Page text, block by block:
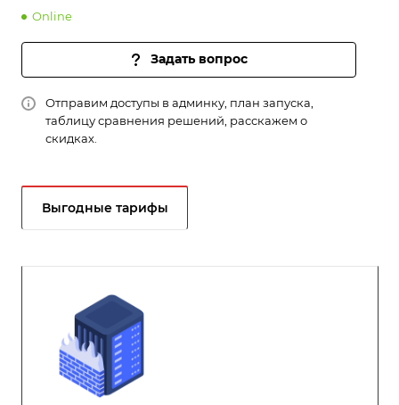
Online
Задать вопрос
Отправим доступы в админку, план запуска,
таблицу сравнения решений, расскажем о
скидках.
Выгодные тарифы